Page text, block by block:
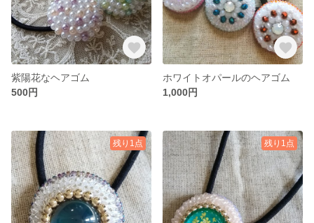
紫陽花なヘアゴム
500円
ホワイトオパールのヘアゴム
1,000円
残り1点 残り1点